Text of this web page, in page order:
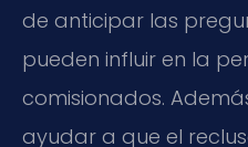
de anticipar las
pueden influir en la
comisionados.
ayudar a que el